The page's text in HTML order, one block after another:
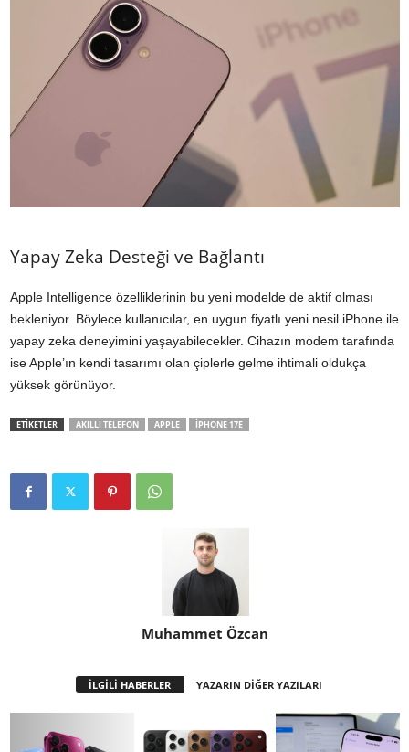
Yapay Zeka Desteği ve Bağlantı
Apple Intelligence özelliklerinin bu yeni modelde de aktif olması
bekleniyor. Böylece kullanıcılar, en uygun fiyatlı yeni nesil iPhone ile
yapay zeka deneyimini yaşayabilecekler. Cihazın modem tarafında
ise Apple’ın kendi tasarımı olan çiplerle gelme ihtimali oldukça
yüksek görünüyor.
ETİKETLER AKILLI TELEFON APPLE IPHONE 17E
Muhammet Özcan
İLGİLİ HABERLER YAZARIN DİĞER YAZILARI